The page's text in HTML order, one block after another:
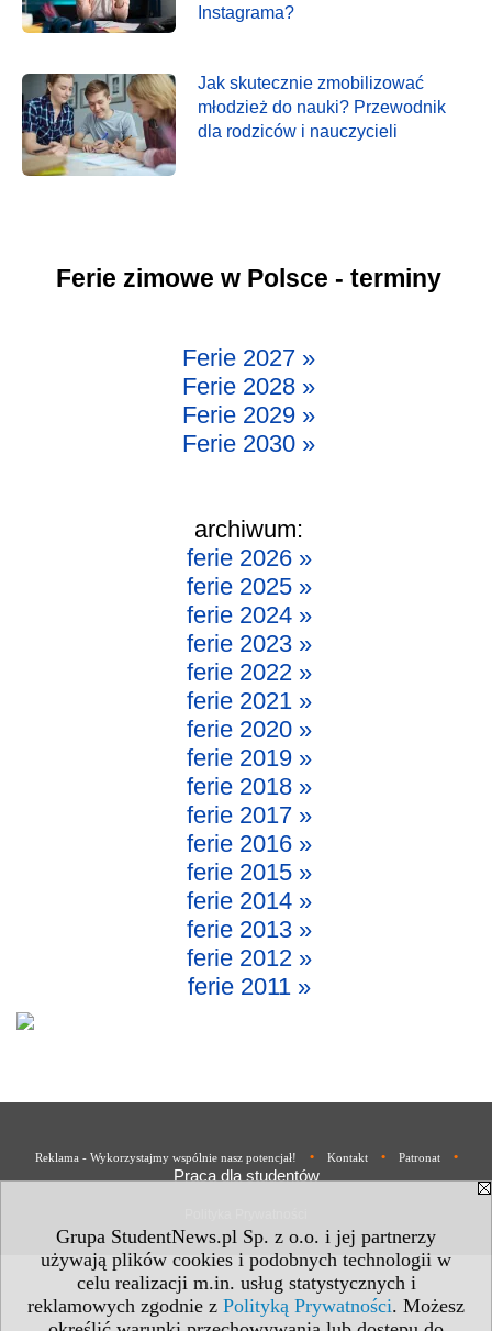
Grupa StudentNews.pl Sp. z o.o. i jej partnerzy
używają plików cookies i podobnych technologii w
celu realizacji m.in. usług statystycznych i
reklamowych zgodnie z Polityką Prywatności. Możesz
Instagrama?
Jak skutecznie zmobilizować
młodzież do nauki? Przewodnik
dla rodziców i nauczycieli
Ferie zimowe w Polsce - terminy
Ferie 2027 »
Ferie 2028 »
Ferie 2029 »
Ferie 2030 »
archiwum:
ferie 2026 »
ferie 2025 »
ferie 2024 »
ferie 2023 »
ferie 2022 »
ferie 2021 »
ferie 2020 »
ferie 2019 »
ferie 2018 »
ferie 2017 »
ferie 2016 »
ferie 2015 »
ferie 2014 »
ferie 2013 »
ferie 2012 »
ferie 2011 »
Reklama - Wykorzystajmy wspólnie nasz potencjał! • Kontakt • Patronat •
Praca dla studentów